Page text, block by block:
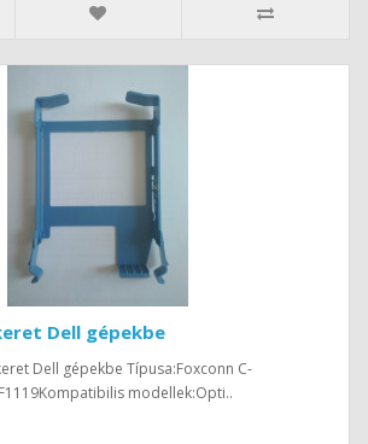
Dell gépekbe
Dell gépekbe Típusa:Foxconn C-
modellek:Opti..